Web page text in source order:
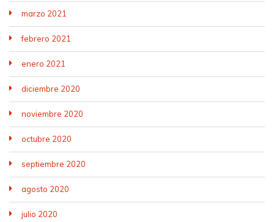
marzo 2021
febrero 2021
enero 2021
diciembre 2020
noviembre 2020
octubre 2020
septiembre 2020
agosto 2020
julio 2020